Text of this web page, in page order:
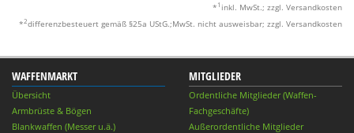
* 1 inkl. MwSt.; zzgl. Versandkosten
*2differenzbesteuert gemäß §25a UStG.;MwSt. nicht ausweisbar; zzgl. Versandkosten
WAFFENMARKT
Übersicht
Armbrüste & Bögen
Blankwaffen (Messer u.ä.)
MITGLIEDER
Ordentliche Mitglieder (Waffen-
Fachgeschäfte)
Außerordentliche Mitglieder